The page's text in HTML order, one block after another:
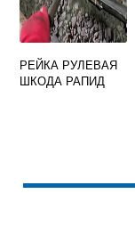
РЕЙКА РУЛЕВАЯ
ШКОДА РАПИД